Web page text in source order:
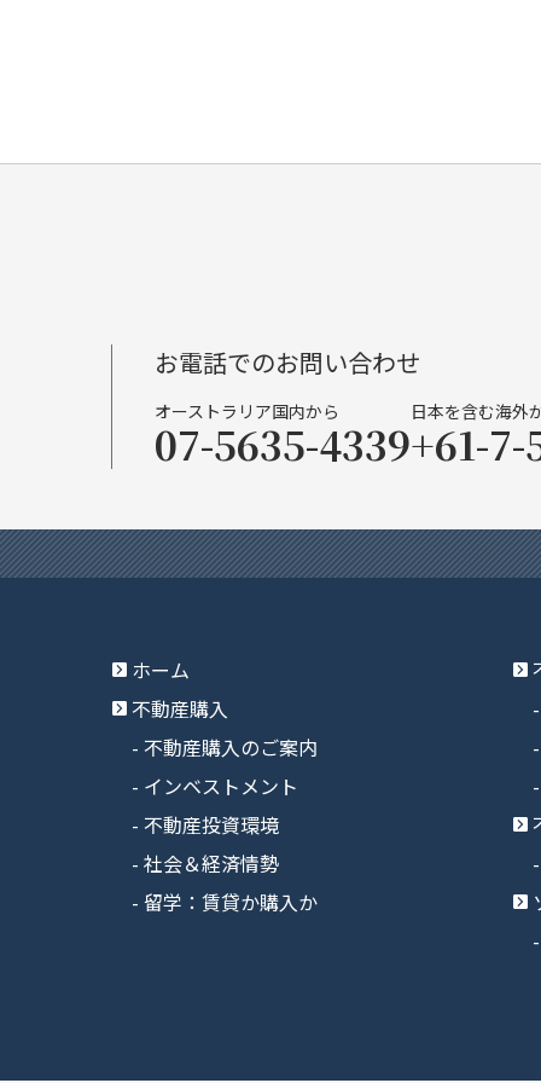
お電話でのお問い合わせ
オーストラリア国内から
07-5635-4339
日本を含む海外
+61-
ホーム
不動産購入
不動産購入のご案内
インベストメント
不動産投資環境
社会＆経済情勢
留学：賃貸か購入か